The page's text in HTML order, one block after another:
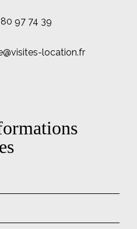
97 74 39
location.fr